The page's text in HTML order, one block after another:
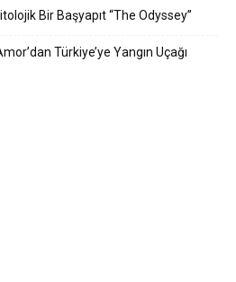
Bir Başyapıt “The Odyssey”
Türkiye’ye Yangın Uçağı